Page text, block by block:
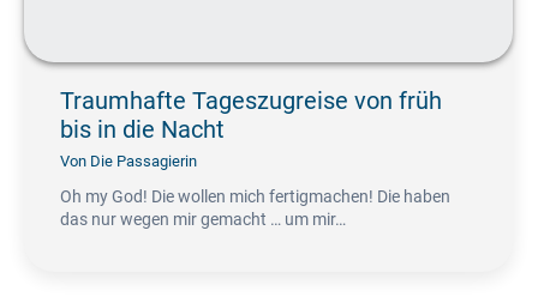
Traumhafte Tageszugreise von früh
bis in die Nacht
Von Die Passagierin
Oh my God! Die wollen mich fertigmachen! Die haben
das nur wegen mir gemacht … um mir…